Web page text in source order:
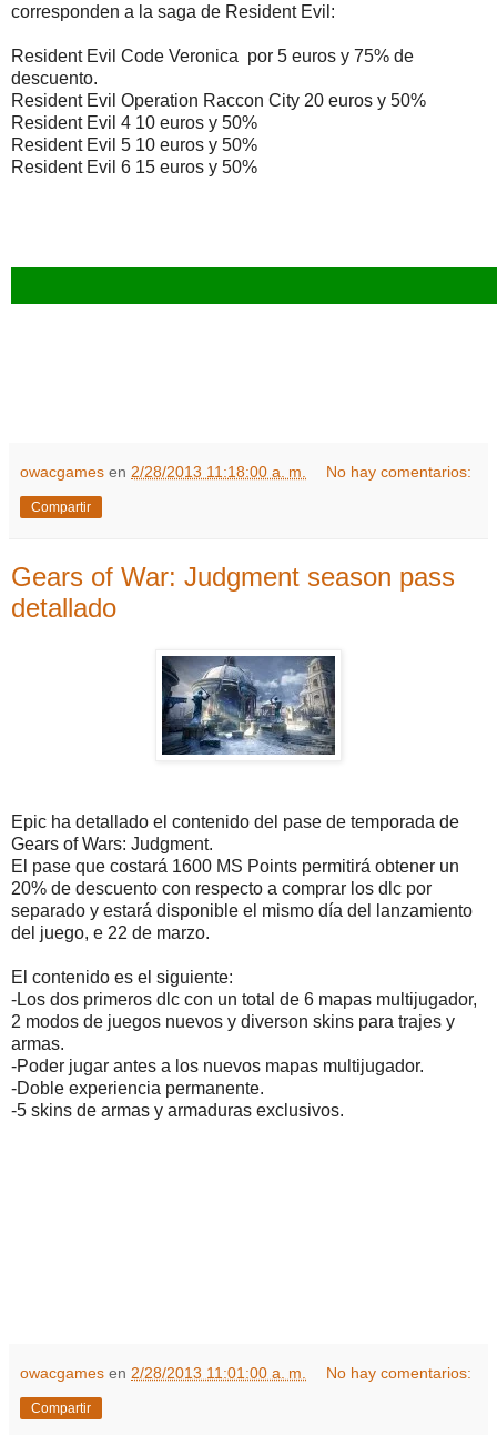
corresponden a la saga de Resident Evil:
Resident Evil Code Veronica por 5 euros y 75% de
descuento.
Resident Evil Operation Raccon City 20 euros y 50%
Resident Evil 4 10 euros y 50%
Resident Evil 5 10 euros y 50%
Resident Evil 6 15 euros y 50%
owacgames en 2/28/2013 11:18:00 a. m. No hay comentarios:
Compartir
Gears of War: Judgment season pass
detallado
Epic ha detallado el contenido del pase de temporada de
Gears of Wars: Judgment.
El pase que costará 1600 MS Points permitirá obtener un
20% de descuento con respecto a comprar los dlc por
separado y estará disponible el mismo día del lanzamiento
del juego, e 22 de marzo.
El contenido es el siguiente:
-Los dos primeros dlc con un total de 6 mapas multijugador,
2 modos de juegos nuevos y diverson skins para trajes y
armas.
-Poder jugar antes a los nuevos mapas multijugador.
-Doble experiencia permanente.
-5 skins de armas y armaduras exclusivos.
owacgames en 2/28/2013 11:01:00 a. m. No hay comentarios:
Compartir